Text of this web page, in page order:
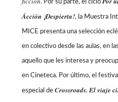
. Por su parte, el ciclo
Ácción ¡Despierta!, la Muestra
MICE presenta una selección
en colectivo desde las aulas, en
aquello que les interesa y
en Cineteca. Por último, el
especial de Crossroads. El viaje